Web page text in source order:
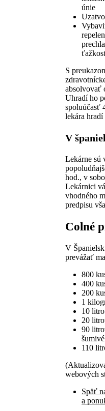
únie
S
absolvovať
Uhradí ho
spoluúčasť
lekára hradí
V
Lekárne sú
hod., v
Lekárnici
vhodného
predpisu
Colné
V
prevážať
800
400
200
1
10
20
90
110
webových
Späť
a